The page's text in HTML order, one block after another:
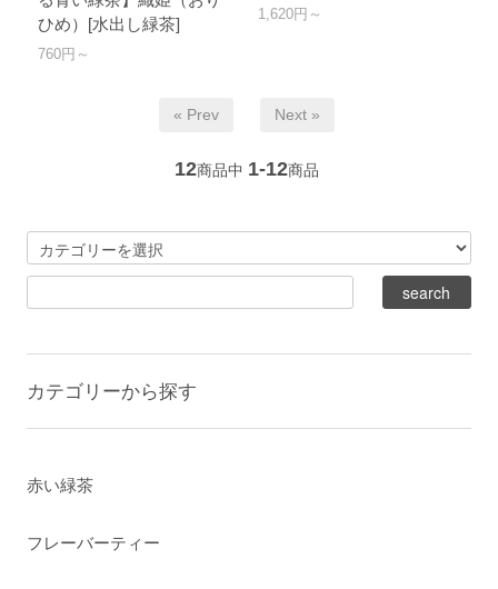
ひめ）[水出し緑茶]
760円～
1,620円～
« Prev Next »
12商品中 1-12商品
カテゴリーから探す
赤い緑茶
フレーバーティー